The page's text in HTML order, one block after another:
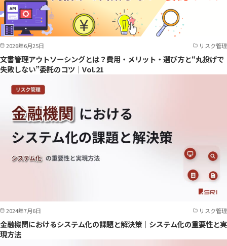
2026年6月25日 リスク管理
文書管理アウトソーシングとは？費用・メリット・選び方と“丸投げで
失敗しない”委託のコツ｜Vol.21
2024年7月6日 リスク管理
金融機関におけるシステム化の課題と解決策｜システム化の重要性と実
現方法